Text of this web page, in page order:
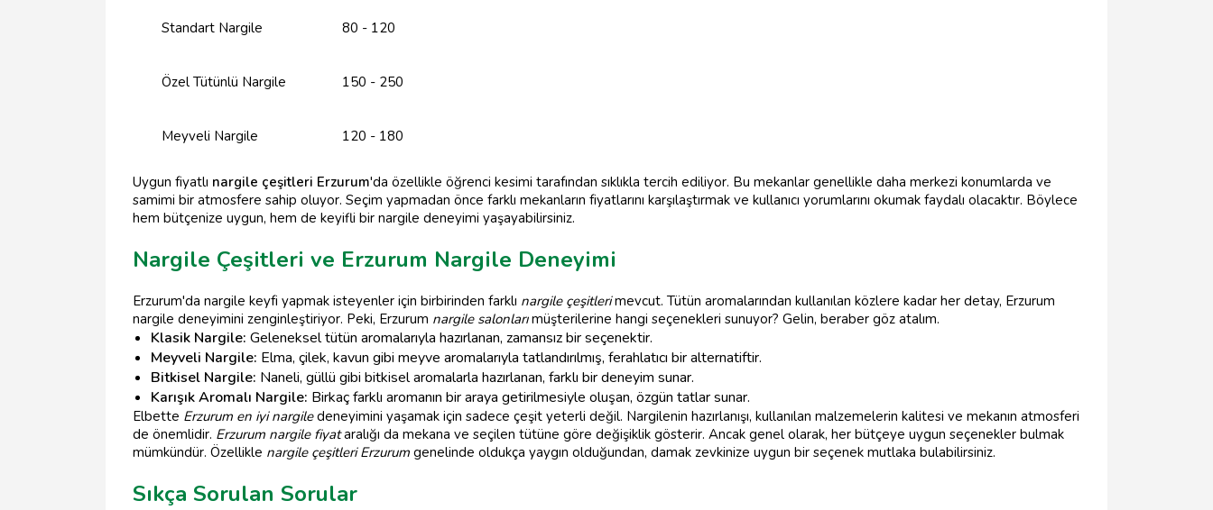
Standart Nargile 80 - 120
Özel Tütünlü Nargile 150 - 250
Meyveli Nargile 120 - 180
Uygun fiyatlı nargile çeşitleri Erzurum'da özellikle öğrenci kesimi tarafından sıklıkla tercih ediliyor. Bu mekanlar genellikle daha merkezi konumlarda ve
samimi bir atmosfere sahip oluyor. Seçim yapmadan önce farklı mekanların fiyatlarını karşılaştırmak ve kullanıcı yorumlarını okumak faydalı olacaktır. Böylece
hem bütçenize uygun, hem de keyifli bir nargile deneyimi yaşayabilirsiniz.
Nargile Çeşitleri ve Erzurum Nargile Deneyimi
Erzurum'da nargile keyfi yapmak isteyenler için birbirinden farklı nargile çeşitlerimevcut. Tütün aromalarından kullanılan közlere kadar her detay, Erzurum
nargile deneyimini zenginleştiriyor. Peki, Erzurum nargile salonlarımüşterilerine hangi seçenekleri sunuyor? Gelin, beraber göz atalım.
Klasik Nargile: Geleneksel tütün aromalarıyla hazırlanan, zamansız bir seçenektir.
Meyveli Nargile: Elma, çilek, kavun gibi meyve aromalarıyla tatlandırılmış, ferahlatıcı bir alternatiftir.
Bitkisel Nargile: Naneli, güllü gibi bitkisel aromalarla hazırlanan, farklı bir deneyim sunar.
Karışık Aromalı Nargile: Birkaç farklı aromanın bir araya getirilmesiyle oluşan, özgün tatlar sunar.
Elbette Erzurum en iyi nargiledeneyimini yaşamak için sadece çeşit yeterli değil. Nargilenin hazırlanışı, kullanılan malzemelerin kalitesi ve mekanın atmosferi
de önemlidir. Erzurum nargile fiyataralığı da mekana ve seçilen tütüne göre değişiklik gösterir. Ancak genel olarak, her bütçeye uygun seçenekler bulmak
mümkündür. Özellikle nargile çeşitleri Erzurum genelinde oldukça yaygın olduğundan, damak zevkinize uygun bir seçenek mutlaka bulabilirsiniz.
Sıkça Sorulan Sorular